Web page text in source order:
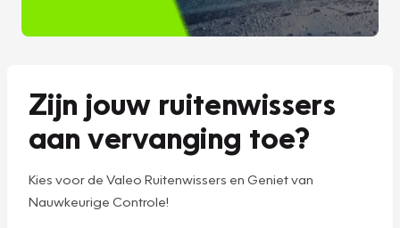
Zijn jouw ruitenwissers
aan vervanging toe?
Kies voor de Valeo Ruitenwissers en Geniet van
Nauwkeurige Controle!